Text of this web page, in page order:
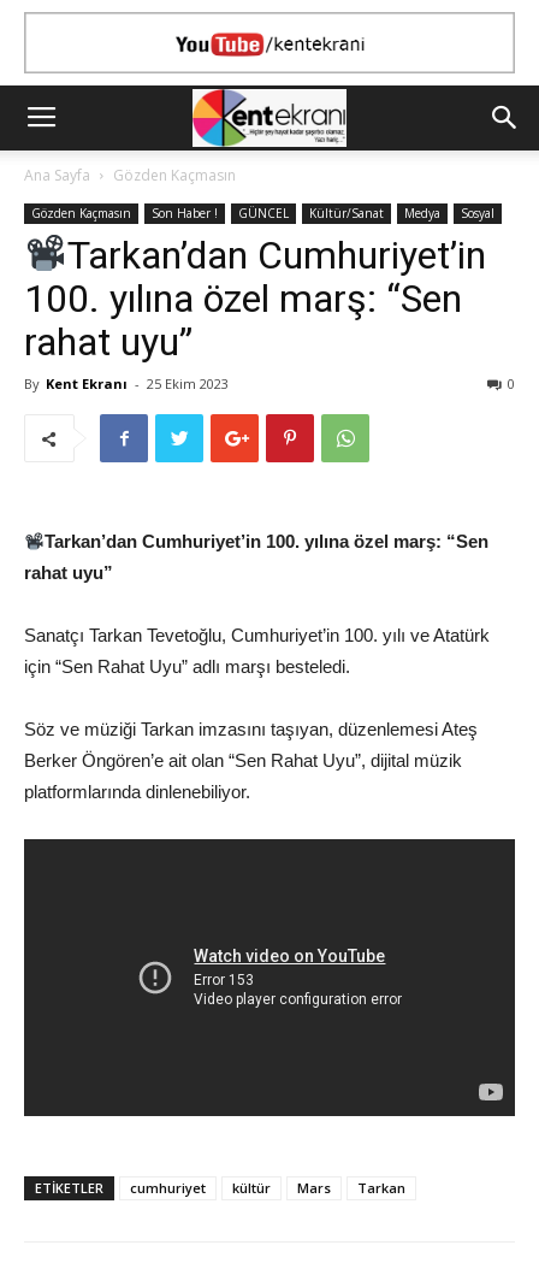
Ana Sayfa Gözden Kaçmasın
Gözden Kaçmasın Son Haber ! GÜNCEL Kültür/Sanat Medya Sosyal
Tarkan’dan Cumhuriyet’in
100. yılına özel marş: “Sen
rahat uyu”
By Kent Ekranı - 25 Ekim 2023 0
Tarkan’dan Cumhuriyet’in 100. yılına özel marş: “Sen
rahat uyu”
Sanatçı Tarkan Tevetoğlu, Cumhuriyet’in 100. yılı ve Atatürk
için “Sen Rahat Uyu” adlı marşı besteledi.
Söz ve müziği Tarkan imzasını taşıyan, düzenlemesi Ateş
Berker Öngören’e ait olan “Sen Rahat Uyu”, dijital müzik
platformlarında dinlenebiliyor.
ETİKETLER cumhuriyet kültür Mars Tarkan